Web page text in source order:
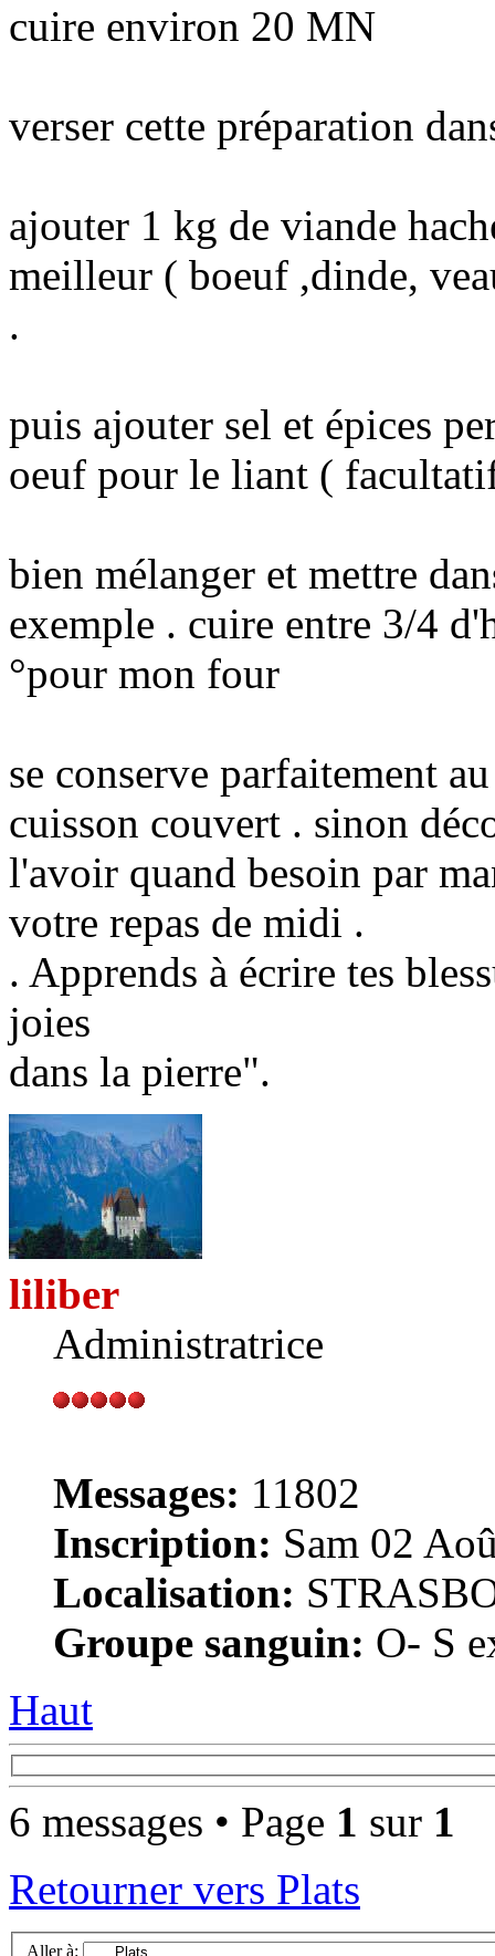
cuire environ 20 MN
verser cette préparation
ajouter 1 kg de viande
meilleur ( boeuf ,dinde,
.
puis ajouter sel et épices
oeuf pour le liant (
bien mélanger et mettre
exemple . cuire entre 3/4
°pour mon four
se conserve parfaitement
cuisson couvert . sinon
l'avoir quand besoin par
votre repas de midi .
. Apprends à écrire tes
joies
dans la pierre".
liliber
Administratrice
Messages: 11802
Inscription: Sam 02
Localisation:
Groupe sanguin: O- S
Haut
6 messages • Page 1 sur 1
Retourner vers Plats
Aller à: